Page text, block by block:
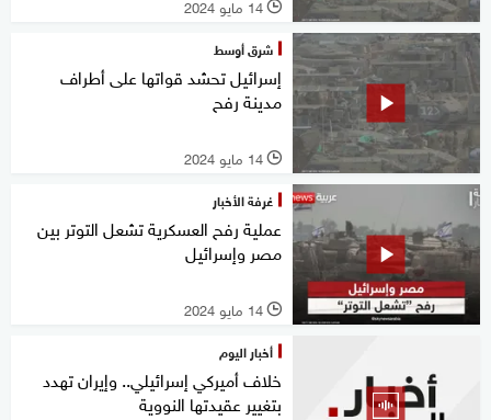
l 14 مايو 2024
شرق أوسط
إسرائيل تحشد قواتها على أطراف
مدينة رفح
l 14 مايو 2024
غرفة الأخبار
عملية رفح العسكرية تشعل التوتر بين
مصر وإسرائيل
l 14 مايو 2024
أخبار اليوم
خلاف أميركي إسرائيلي.. وإيران تهدد
بتغيير عقيدتها النووية